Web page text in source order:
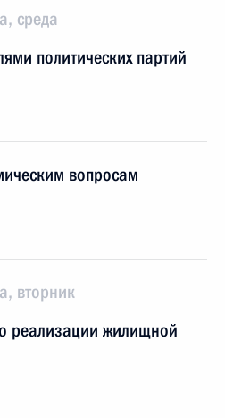
среда
политических партий
вопросам
вторник
реализации жилищной